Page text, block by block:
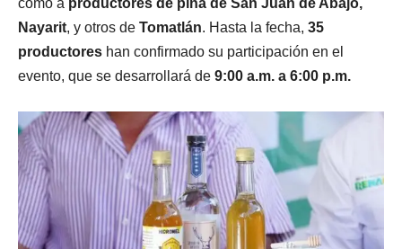
Nayarit, y otros de Tomatlán. Hasta la fecha, 35
productores han confirmado su participación en el
evento, que se desarrollará de 9:00 a.m. a 6:00 p.m.